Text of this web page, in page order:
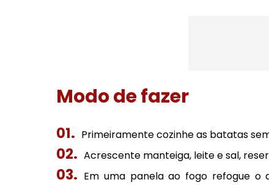
Modo de fazer
Primeiramente cozinhe as batatas
Acrescente manteiga, leite e sal,
Em uma panela ao fogo refogue o